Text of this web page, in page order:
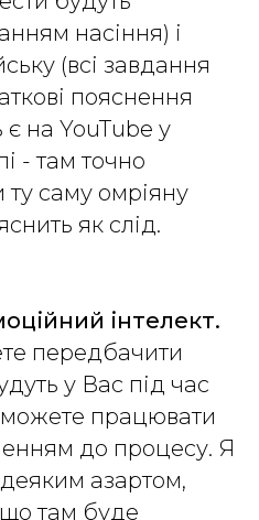
насіння) і
(всі завдання
пояснення
на YouTube у
- там точно
саму омріяну
як слід.
інтелект.
передбачити
у Вас під час
можете працювати
до процесу. Я
азартом,
там буде